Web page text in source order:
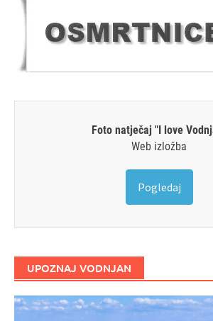
Foto natječaj "I love
Web izložba
Pogledaj
UPOZNAJ VODNJAN